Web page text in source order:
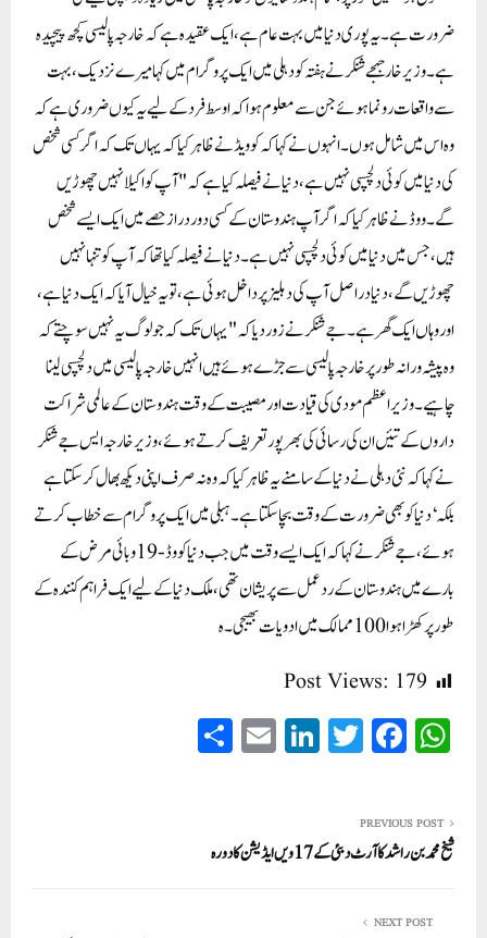
ضرورت ہے۔ یہ پوری دنیا میں بہت عام ہے، ایک عقیدہ ہے کہ خارجہ پالیسی کچھ پیچیدہ
ہے۔ وزیر خارجہجے شنکر نے ہفتہ کو دہلی میں ایک پروگرام میں کہا میرے نزدیک، بہت
سے واقعات رونما ہوئے جن سے معلوم ہوا کہ اوسط فرد کے لیے یہ کیوں ضروری ہے کہ
وہ اس میں شامل ہوں۔ انہوں نے کہا کہ کوویڈ نے ظاہر کیا کہ یہاں تک کہ اگر کسی شخص
کی دنیا میں کوئی دلچسپی نہیں ہے، دنیا نے فیصلہ کیا ہے کہ "آپ کو اکیلا نہیں چھوڑیں
گے۔ووڈ نے ظاہر کیا کہ اگر آپ ہندوستان کے کسی دور دراز حصے میں ایک ایسے شخص
ہیں، جس میں دنیا میں کوئی دلچسپی نہیں ہے۔ دنیا نے فیصلہ کیا تھا کہ آپ کو تنہا نہیں
چھوڑیں گے، دنیا دراصل آپ کی دہلیز پر داخل ہوئی ہے، تو یہ خیال آیا کہ ایک دنیا ہے،
اور وہاں ایک گھر ہے ۔جے شنکر نے زور دیا کہ "یہاں تک کہ جو لوگ یہ نہیں سوچتے کہ
وہ پیشہ ورانہ طور پر خارجہ پالیسی سے جڑے ہوئے ہیں انہیں خارجہ پالیسی میں دلچسپی لینا
چاہیے۔ وزیر اعظم مودی کی قیادت اور مصیبت کے وقت ہندوستان کے عالمی شراکت
داروں کے تئیں ان کی رسائی کی بھرپور تعریف کرتے ہوئے، وزیر خارجہ ایس جے شنکر
نے کہا کہ نئی دہلی نے دنیا کے سامنے یہ ظاہر کیا کہ وہ نہ صرف اپنی دیکھ بھال کر سکتا ہے
بلکہ ‘ دنیا کو بھی ضرورت کے وقت بچا سکتا ہے۔ ہبلی میں ایک پروگرام سے خطاب کرتے
ہوئے، جے شنکر نے کہا کہ ایک ایسے وقت میں جب دنیا کووڈ-19 وبائی مرض کے
بارے میں ہندوستان کے ردعمل سے پریشان تھی، ملک دنیا کے لیے ایک فراہم کنندہ کے
طور پر کھڑا ہوا 100 ممالک میں ادویات بھیجی۔ہ
Post Views: 179
W
ha
A
pp
Fa
ce
ok
T
wi
r
Li
nk
In
E
m
PREVIOUS POST
شیخ محمد بن راشد کاآرٹ دبئی کے 17ویں ایڈیشن کا دورہ
NEXT POST